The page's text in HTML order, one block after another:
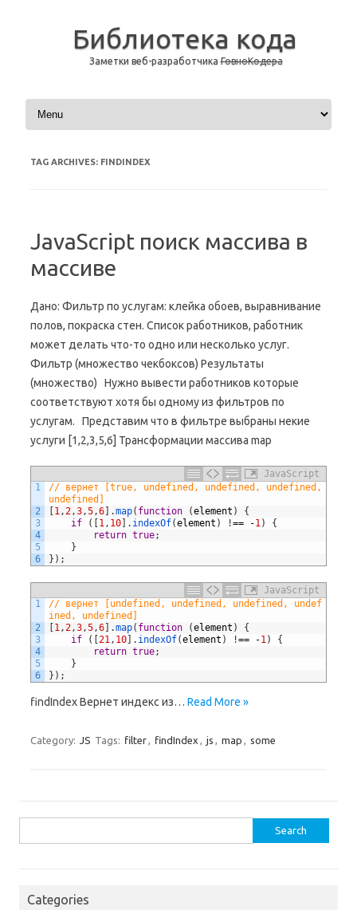
Библиотека кода
Заметки веб-разработчикаГовноКодера
Skip to content
TAG ARCHIVES: FINDINDEX
JavaScript поиск массива в
массиве
Дано: Фильтр по услугам: клейка обоев, выравнивание
полов, покраска стен. Список работников, работник
может делать что-то одно или несколько услуг.
Фильтр (множество чекбоксов) Результаты
(множество) Нужно вывести работников которые
соответствуют хотя бы одному из фильтров по
услугам. Представим что в фильтре выбраны некие
услуги [1,2,3,5,6] Трансформации массива map
JavaScript
1
2
3
4
5
6
// вернет [true, undefined, undefined, undefined,
undefined]
1,2,3,5,6 .map( function (element )
{
if
( 1, 10 . indexOf(element ) !== -1)
{
return true;
}
} ) ;
JavaScript
1
2
3
4
5
6
// вернет [undefined, undefined, undefined, undef
ined, undefined]
1,2,3,5,6 .map( function (element )
{
if
( 21, 10 . indexOf(element ) !== -1)
{
return true;
}
} ) ;
findIndex Вернет индекс из… Read More »
Category: JS Tags: filter, findIndex , js , map , some
for:
Categories